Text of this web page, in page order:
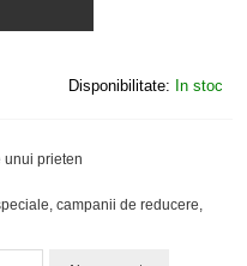
Disponibilitate: In stoc
unui prieten
campanii de reducere,